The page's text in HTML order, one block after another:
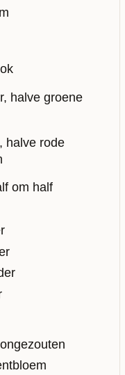
halve groene
halve rode
om half